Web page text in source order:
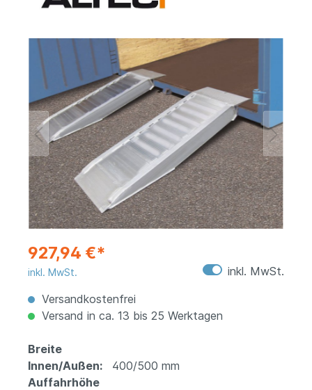
927,94 €*
inkl. MwSt.
inkl. MwSt.
Versandkostenfrei
Versand in ca. 13 bis 25 Werktagen
Breite
Innen/Außen:
400/500 mm
Auffahrhöhe